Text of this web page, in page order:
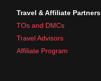
Travel & Affiliate Partners
TOs and DMCs
Travel Advisors
Affiliate Program